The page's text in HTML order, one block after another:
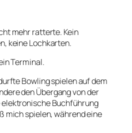
mehr ratterte. Kein
keine Lochkarten.
Terminal.
Bowling spielen auf dem
den Übergang von der
Buchführung
mich spielen, während eine